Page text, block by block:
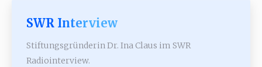
SWR Interview
Stiftungsgründerin Dr. Ina Claus im SWR
Radiointerview.